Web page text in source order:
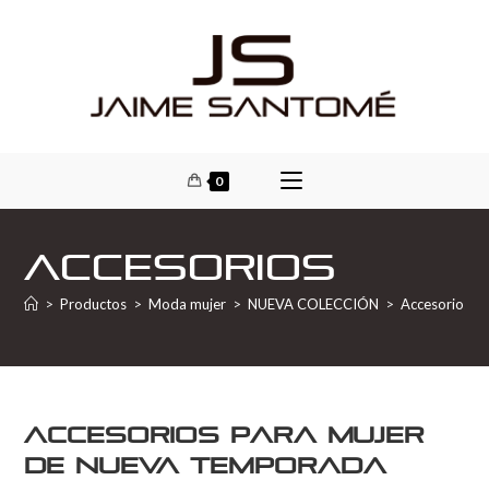
0
Accesorios
> Productos > Moda mujer > NUEVA COLECCIÓN > Accesorios
Accesorios para mujer
de nueva temporada